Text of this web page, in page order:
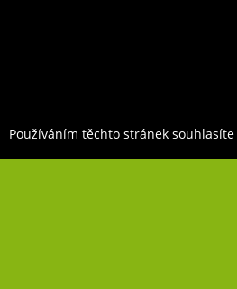
Používáním těchto stránek